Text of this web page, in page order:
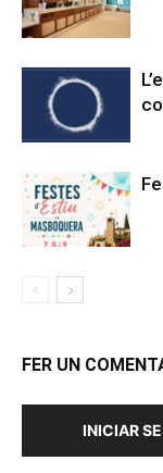
FER UN
INICIAR